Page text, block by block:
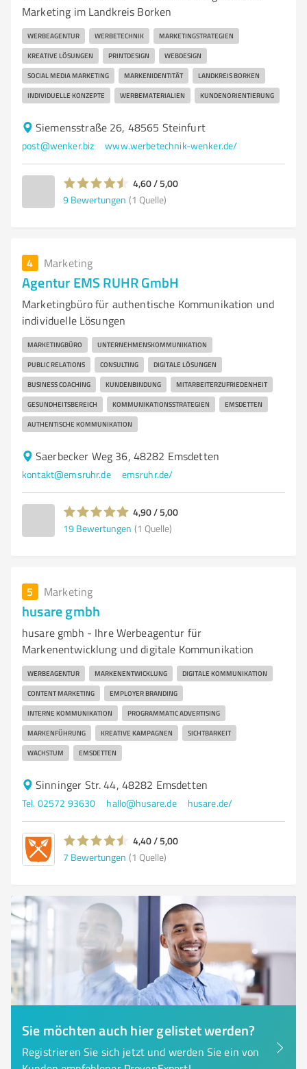
Marketing im Landkreis Borken
WERBEAGENTUR WERBETECHNIK MARKETINGSTRATEGIEN
KREATIVE LÖSUNGEN PRINTDESIGN WEBDESIGN
SOCIAL MEDIA MARKETING MARKENIDENTITÄT LANDKREIS BORKEN
INDIVIDUELLE KONZEPTE WERBEMATERIALIEN KUNDENORIENTIERUNG
Siemensstraße 26, 48565 Steinfurt
post@wenker.biz www.werbetechnik-wenker.de/
4,60 / 5,00
9 Bewertungen (1 Quelle)
4 Marketing
Agentur EMS RUHR GmbH
Marketingbüro für authentische Kommunikation und
individuelle Lösungen
MARKETINGBÜRO UNTERNEHMENSKOMMUNIKATION
PUBLIC RELATIONS CONSULTING DIGITALE LÖSUNGEN
BUSINESS COACHING KUNDENBINDUNG MITARBEITERZUFRIEDENHEIT
GESUNDHEITSBEREICH KOMMUNIKATIONSSTRATEGIEN EMSDETTEN
AUTHENTISCHE KOMMUNIKATION
Saerbecker Weg 36, 48282 Emsdetten
kontakt@emsruhr.de emsruhr.de/
4,90 / 5,00
19 Bewertungen (1 Quelle)
5 Marketing
husare gmbh
husare gmbh - Ihre Werbeagentur für
Markenentwicklung und digitale Kommunikation
WERBEAGENTUR MARKENENTWICKLUNG DIGITALE KOMMUNIKATION
CONTENT MARKETING EMPLOYER BRANDING
INTERNE KOMMUNIKATION PROGRAMMATIC ADVERTISING
MARKENFÜHRUNG KREATIVE KAMPAGNEN SICHTBARKEIT
WACHSTUM EMSDETTEN
Sinninger Str. 44, 48282 Emsdetten
Tel. 02572 93630 hallo@husare.de husare.de/
4,40 / 5,00
7 Bewertungen (1 Quelle)
Sie möchten auch hier gelistet werden?
Registrieren Sie sich jetzt und werden Sie ein von